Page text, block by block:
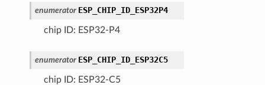
enumerator ESP_CHIP_ID_ESP32P4
chip ID: ESP32-P4
enumerator ESP_CHIP_ID_ESP32C5
chip ID: ESP32-C5